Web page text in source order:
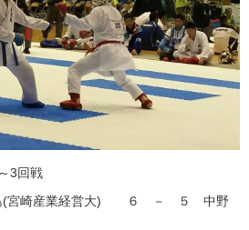
3回戦
崎産業経営大) ６ － ５ 中野